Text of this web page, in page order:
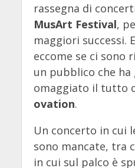
rassegna di
MusArt Festival,
maggiori successi.
eccome se ci sono
un pubblico che
omaggiato il tutto
ovation.
Un concerto in cui
sono mancate, tra
in cui sul palco è